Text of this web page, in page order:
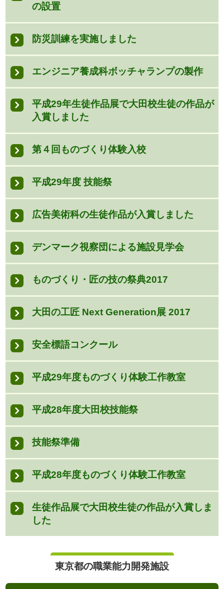
の設置
防災訓練を実施しました
エンジニア養成科ボッチャランプの製作
平成29年生徒作品展で大田校生徒の作品が
入賞しました
第４回ものづくり体験入校
平成29年度 技能祭
広告美術科の生徒作品が入賞しました
デンマーク視察団による施設見学会
ものづくり・匠の技の祭典2017
大田の工匠 Next Generation展 2017
安全標語コンクール
平成29年度ものづくり体験工作教室
平成28年度大田校技能祭
技能祭準備
平成28年度ものづくり体験工作教室
生徒作品展で大田校生徒の作品が入賞しま
した
東京都の職業能力開発施設